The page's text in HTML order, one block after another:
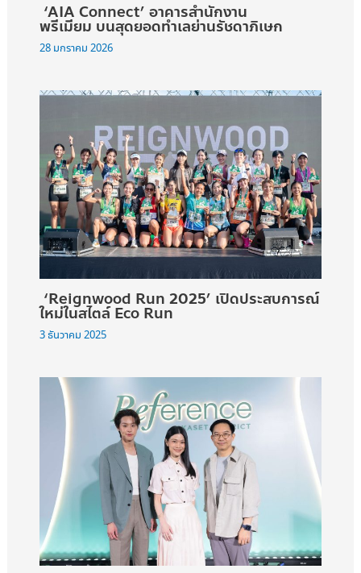
‘AIA Connect’ อาคารสำนักงาน
พรีเมียม บนสุดยอดทำเลย่านรัชดาภิเษก
28 มกราคม 2026
‘Reignwood Run 2025’ เปิดประสบการณ์
ใหม่ในสไตล์ Eco Run
3 ธันวาคม 2025